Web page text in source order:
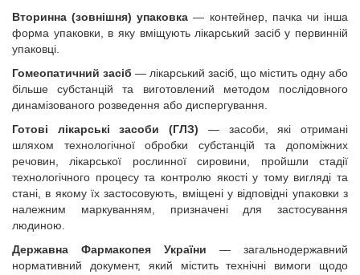
Вторинна (зовнішня) упаковка — контейнер, пачка чи інша
форма упаковки, в яку вміщують лікарський засіб у первинній
упаковці.
Гомеопатичний засіб — лікарський засіб, що містить одну або
більше субстанцій та виготовлений методом послідовного
динамізованого розведення або диспергування.
Готові лікарські засоби
(ГЛЗ) — засоби, які отримані
шляхом технологічної обробки субстанцій та допоміжних
речовин, лікарської рослинної сировини, пройшли стадії
технологічного процесу та контролю якості у тому вигляді та
стані, в якому їх застосовують, вміщені у відповідні упаковки з
належним маркуванням, призначені для застосування
людиною.
Державна Фармакопея України — загальнодержавний
нормативний документ, який містить технічні вимоги щодо